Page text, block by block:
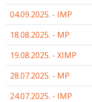
04.09.2025. - IMP
18.08.2025. - MP
19.08.2025. - XIMP
28.07.2025. - MP
24.07.2025. - IMP